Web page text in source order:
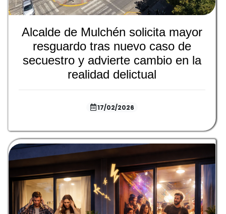
Alcalde de Mulchén solicita mayor
resguardo tras nuevo caso de
secuestro y advierte cambio en la
realidad delictual
17/02/2026